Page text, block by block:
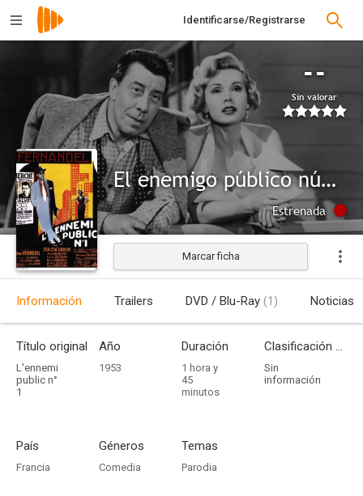
Identificarse/Registrarse
--
Sin valorar
El enemigo público número 1
Estrenada
Marcar ficha
Información Trailers DVD / Blu-Ray (1) Noticias
Título original
L'ennemi
public n°
1
Año
1953
Duración
1 hora y
45
minutos
Clasificación por edades
Sin
información
País
Francia
Géneros
Comedia
Temas
Parodia